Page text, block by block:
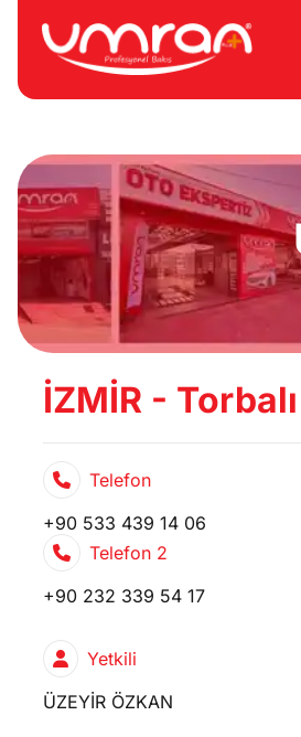
İZMİR -
Telefon
+90 533 439 14 06
Telefon 2
+90 232 339 54 17
Yetkili
ÜZEYİR ÖZKAN